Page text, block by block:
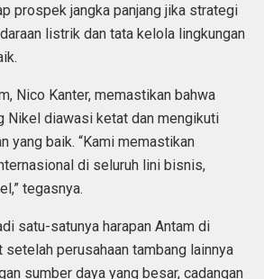
prospek jangka panjang jika strategi
listrik dan tata kelola lingkungan
Nico Kanter, memastikan bahwa
Nikel diawasi ketat dan mengikuti
yang baik. “Kami memastikan
di seluruh lini bisnis,
tegasnya.
satu-satunya harapan Antam di
setelah perusahaan tambang lainnya
sumber daya yang besar, cadangan